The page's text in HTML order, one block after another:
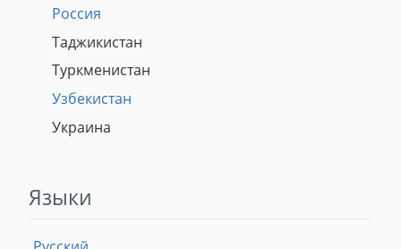
Россия
Таджикистан
Туркменистан
Узбекистан
Украина
Языки